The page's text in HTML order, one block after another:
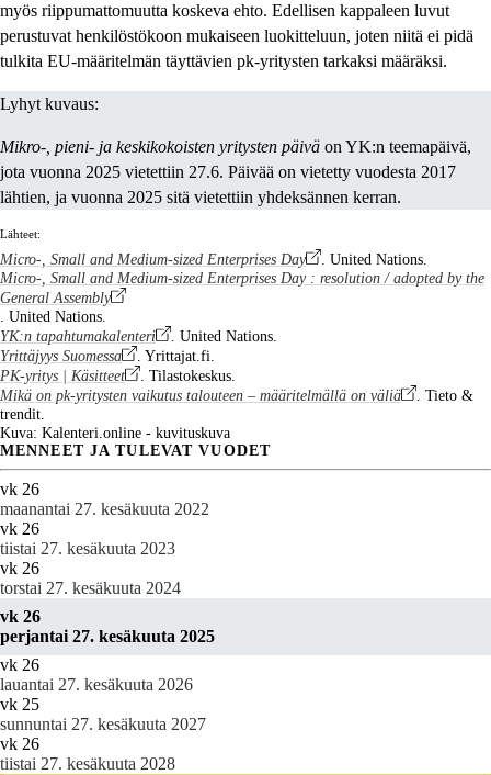
myös riippumattomuutta koskeva ehto. Edellisen kappaleen luvut
perustuvat henkilöstökoon mukaiseen luokitteluun, joten niitä ei pidä
tulkita EU-määritelmän täyttävien pk-yritysten tarkaksi määräksi.
Lyhyt kuvaus:
Mikro-, pieni- ja keskikokoisten yritysten päivä on YK:n teemapäivä,
jota vuonna 2025 vietettiin 27.6. Päivää on vietetty vuodesta 2017
lähtien, ja vuonna 2025 sitä vietettiin yhdeksännen kerran.
Lähteet:
Micro-, Small and Medium-sized Enterprises Day
. United Nations.
Micro-, Small and Medium-sized Enterprises Day : resolution / adopted by the
General Assembly
. United Nations.
YK:n tapahtumakalenteri
. United Nations.
Yrittäjyys Suomessa
. Yrittajat.fi.
PK-yritys | Käsitteet
. Tilastokeskus.
Mikä on pk-yritysten vaikutus talouteen – määritelmällä on väliä
. Tieto &
trendit.
Kuva: Kalenteri.online - kuvituskuva
MENNEET JA TULEVAT VUODET
vk 26
maanantai 27. kesäkuuta 2022
vk 26
tiistai 27. kesäkuuta 2023
vk 26
torstai 27. kesäkuuta 2024
vk 26
perjantai 27. kesäkuuta 2025
vk 26
lauantai 27. kesäkuuta 2026
vk 25
sunnuntai 27. kesäkuuta 2027
vk 26
tiistai 27. kesäkuuta 2028